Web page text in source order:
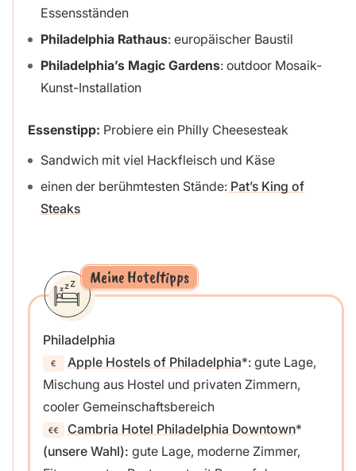
Essensständen
Philadelphia Rathaus: europäischer Baustil
Philadelphia’s Magic Gardens: outdoor Mosaik-
Kunst-Installation
Essenstipp: Probiere ein Philly Cheesesteak
Sandwich mit viel Hackfleisch und Käse
einen der berühmtesten Stände: Pat’s King of
Steaks
Meine Hoteltipps
Philadelphia
Apple Hostels of Philadelphia : gute Lage,
Mischung aus Hostel und privaten Zimmern,
cooler Gemeinschaftsbereich
Cambria Hotel Philadelphia Downtown
(unsere Wahl): gute Lage, moderne Zimmer,